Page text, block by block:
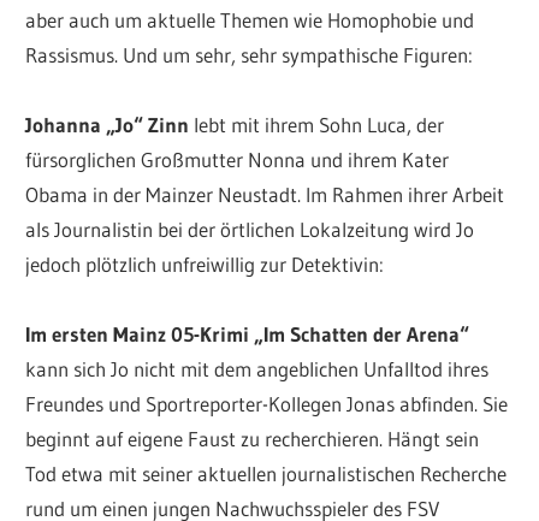
aber auch um aktuelle Themen wie Homophobie und
Rassismus. Und um sehr, sehr sympathische Figuren:
Johanna „Jo“ Zinn lebt mit ihrem Sohn Luca, der
fürsorglichen Großmutter Nonna und ihrem Kater
Obama in der Mainzer Neustadt. Im Rahmen ihrer Arbeit
als Journalistin bei der örtlichen Lokalzeitung wird Jo
jedoch plötzlich unfreiwillig zur Detektivin:
Im ersten Mainz 05-Krimi „Im Schatten der Arena“
kann sich Jo nicht mit dem angeblichen Unfalltod ihres
Freundes und Sportreporter-Kollegen Jonas abfinden. Sie
beginnt auf eigene Faust zu recherchieren. Hängt sein
Tod etwa mit seiner aktuellen journalistischen Recherche
rund um einen jungen Nachwuchsspieler des FSV